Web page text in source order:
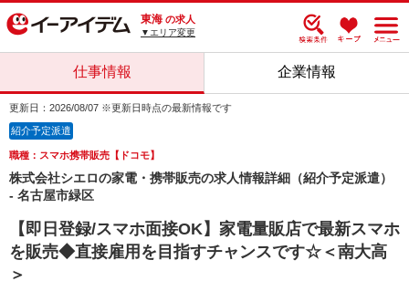
東海 の求人
▼エリア変更
仕事情報 企業情報
更新日：2026/08/07 ※更新日時点の最新情報です
紹介予定派遣
職種：スマホ携帯販売【ドコモ】
株式会社シエロの家電・携帯販売の求人情報詳細（紹介予定派遣）
- 名古屋市緑区
【即日登録/スマホ面接OK】家電量販店で最新スマホ
を販売◆直接雇用を目指すチャンスです☆＜南大高
＞